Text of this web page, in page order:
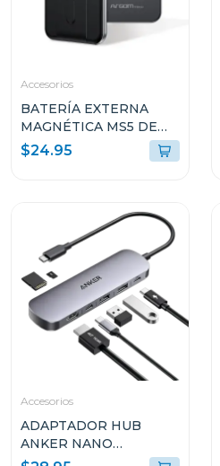
Accesorios
BATERÍA EXTERNA
MAGNÉTICA MS5 DE
5000MAH DE
ALUMINIO ARGPB1160
$24.95
Accesorios
ADAPTADOR HUB
ANKER NANO
MULTIPUERTO USB 7-